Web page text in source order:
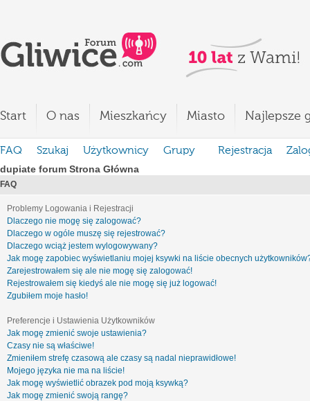
Start O nas Mieszkańcy Miasto Najlepsze
FAQ Szukaj Użytkownicy Grupy Rejestracja
dupiate forum Strona Główna
FAQ
Problemy Logowania i Rejestracji
Dlaczego nie mogę się zalogować?
Dlaczego w ogóle muszę się rejestrować?
Dlaczego wciąż jestem wylogowywany?
Jak mogę zapobiec wyświetlaniu mojej ksywki na liście obecnych
Zarejestrowałem się ale nie mogę się zalogować!
Rejestrowałem się kiedyś ale nie mogę się już logować!
Zgubiłem moje hasło!
Preferencje i Ustawienia Użytkowników
Jak mogę zmienić swoje ustawienia?
Czasy nie są właściwe!
Zmieniłem strefę czasową ale czasy są nadal nieprawidłowe!
Mojego języka nie ma na liście!
Jak mogę wyświetlić obrazek pod moją ksywką?
Jak mogę zmienić swoją rangę?